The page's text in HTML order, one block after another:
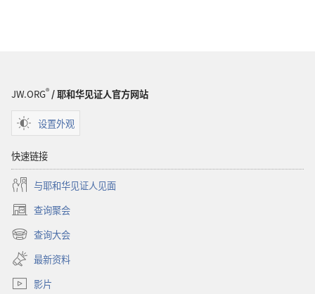
JW.ORG®/ 耶和华见证人官方网站
设置外观
快速链接
与耶和华见证人见面
查询聚会
（打
开
新
窗
口）
查询大会
（打
开
新
窗
最新资料
影片